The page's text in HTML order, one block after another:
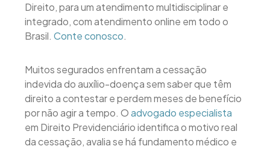
Direito, para um atendimento multidisciplinar e
integrado, com atendimento online em todo o
Brasil. Conte conosco.
Muitos segurados enfrentam a cessação
indevida do auxílio-doença sem saber que têm
direito a contestar e perdem meses de benefício
por não agir a tempo. Oadvogado especialista
em Direito Previdenciário identifica o motivo real
da cessação, avalia se há fundamento médico e